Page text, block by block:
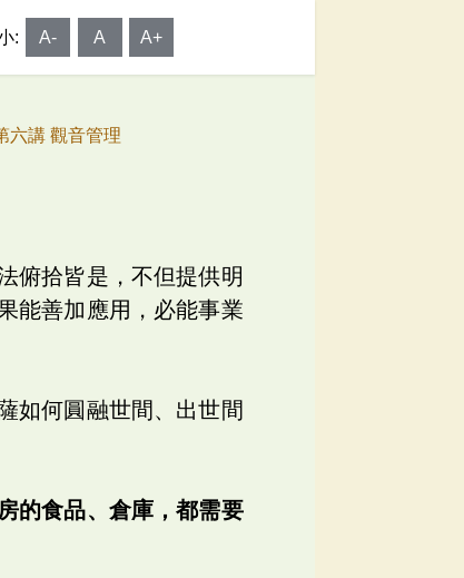
: A- A A+
講 觀音管理
俯拾皆是，不但提供明
能善加應用，必能事業
如何圓融世間、出世間
的食品、倉庫，都需要